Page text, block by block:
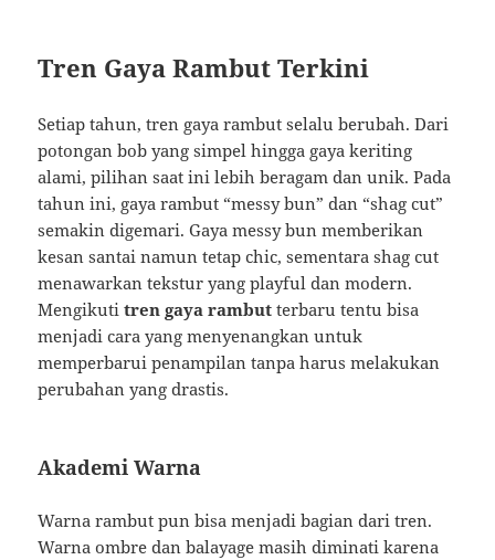
Tren Gaya Rambut Terkini
Setiap tahun, tren gaya rambut selalu berubah. Dari
potongan bob yang simpel hingga gaya keriting
alami, pilihan saat ini lebih beragam dan unik. Pada
tahun ini, gaya rambut “messy bun” dan “shag cut”
semakin digemari. Gaya messy bun memberikan
kesan santai namun tetap chic, sementara shag cut
menawarkan tekstur yang playful dan modern.
Mengikutitren gaya rambut terbaru tentu bisa
menjadi cara yang menyenangkan untuk
memperbarui penampilan tanpa harus melakukan
perubahan yang drastis.
Akademi Warna
Warna rambut pun bisa menjadi bagian dari tren.
Warna ombre dan balayage masih diminati karena